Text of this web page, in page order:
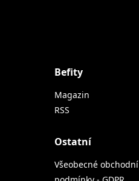
Befity
Magazin
RSS
Ostatní
Všeobecné obchodní